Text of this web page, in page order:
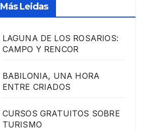
Más Leidas
LAGUNA DE LOS ROSARIOS:
CAMPO Y RENCOR
BABILONIA, UNA HORA
ENTRE CRIADOS
CURSOS GRATUITOS SOBRE
TURISMO